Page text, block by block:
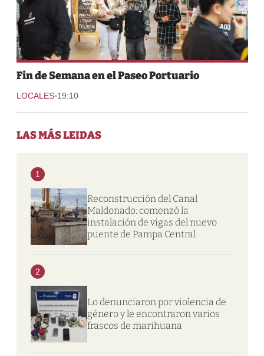
Fin de Semana en el Paseo Portuario
LOCALES-19:10
LAS MÁS LEIDAS
1
Reconstrucción del Canal
Maldonado: comenzó la
instalación de vigas del nuevo
puente de Pampa Central
2
Lo denunciaron por violencia de
género y le encontraron varios
frascos de marihuana